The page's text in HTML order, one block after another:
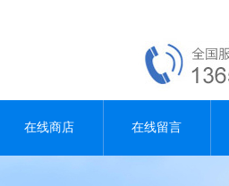
在线商店 在线留言